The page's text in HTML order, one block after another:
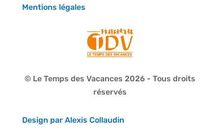
Mentions légales
© Le Temps des Vacances 2026 - Tous droits
réservés
Design par Alexis Collaudin